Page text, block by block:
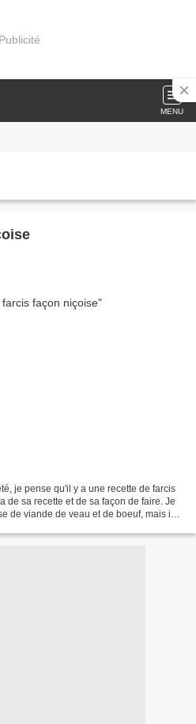
Publicité
MENU
je pense qu'il y a une recette de farcis
de sa recette et de sa façon de faire. Je
de viande de veau et de boeuf, mais ici